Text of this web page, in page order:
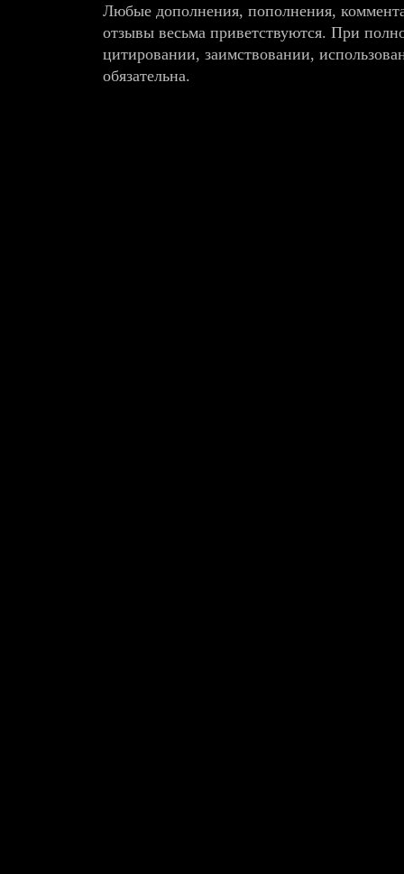
Любые дополнения, пополнения,
отзывы весьма приветствуются. При
цитировании, заимствовании,
обязательна.